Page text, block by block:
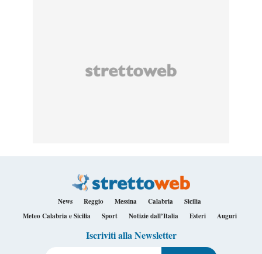
News Reggio Messina Calabria
Sicilia
Meteo Calabria e Sicilia
Sport Notizie dall’Italia Esteri Auguri
Iscriviti alla Newsletter